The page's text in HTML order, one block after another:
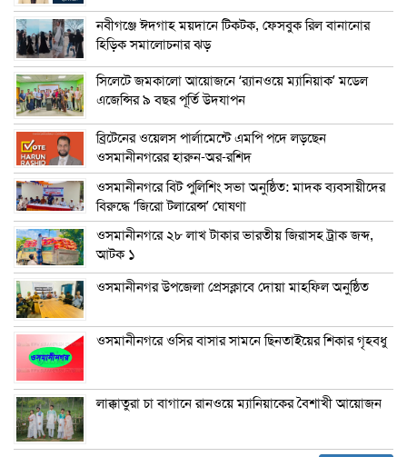
নবীগঞ্জে ঈদগাহ ময়দানে টিকটক, ফেসবুক রিল বানানোর
হিড়িক সমালোচনার ঝড়
সিলেটে জমকালো আয়োজনে ‘র‍্যানওয়ে ম্যানিয়াক’ মডেল
এজেন্সির ৯ বছর পূর্তি উদযাপন
ব্রিটেনের ওয়েলস পার্লামেন্টে এমপি পদে লড়ছেন
ওসমানীনগরের হারুন-অর-রশিদ
ওসমানীনগরে বিট পুলিশিং সভা অনুষ্ঠিত: মাদক ব্যবসায়ীদের
বিরুদ্ধে ‘জিরো টলারেন্স’ ঘোষণা
ওসমানীনগরে ২৮ লাখ টাকার ভারতীয় জিরাসহ ট্রাক জব্দ,
আটক ১
ওসমানীনগর উপজেলা প্রেসক্লাবে দোয়া মাহফিল অনুষ্ঠিত
ওসমানীনগরে ওসির বাসার সামনে ছিনতাইয়ের শিকার গৃহবধু
লাক্কাতুরা চা বাগানে রানওয়ে ম্যানিয়াকের বৈশাখী আয়োজন